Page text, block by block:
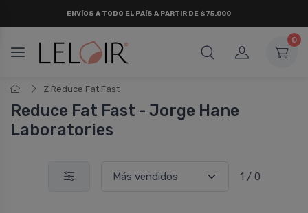
ENVÍOS A TODO EL PAÍS A PARTIR DE $75.000
0
Z Reduce Fat Fast
Reduce Fat Fast - Jorge Hane
Laboratories
1 / 0